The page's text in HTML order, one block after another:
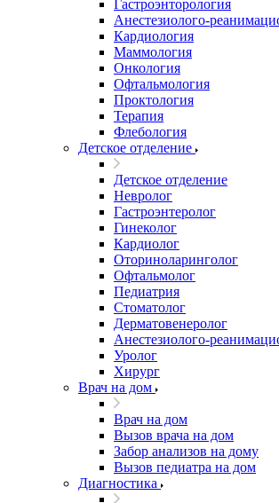
Гастроэнторология
Анестезиолого-
Кардиология
Маммология
Онкология
Офтальмология
Проктология
Терапия
Флебология
Детское отделение
Детское отделение
Невролог
Гастроэнтеролог
Гинеколог
Кардиолог
Оториноларинголог
Офтальмолог
Педиатрия
Стоматолог
Дерматовенеролог
Анестезиолого-
Уролог
Хирург
Врач на дом
Врач на дом
Вызов врача на дом
Забор анализов на дому
Вызов педиатра на дом
Диагностика